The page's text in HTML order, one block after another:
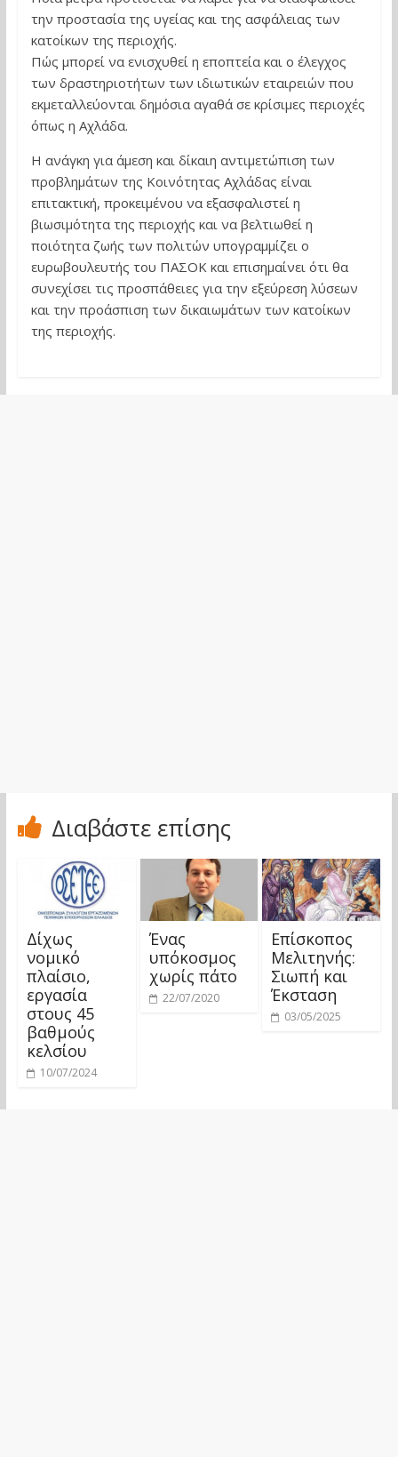
την προστασία της υγείας και της ασφάλειας των
κατοίκων της περιοχής.
Πώς μπορεί να ενισχυθεί η εποπτεία και ο έλεγχος
των δραστηριοτήτων των ιδιωτικών εταιρειών που
εκμεταλλεύονται δημόσια αγαθά σε κρίσιμες περιοχές
όπως η Αχλάδα.
Η ανάγκη για άμεση και δίκαιη αντιμετώπιση των
προβλημάτων της Κοινότητας Αχλάδας είναι
επιτακτική, προκειμένου να εξασφαλιστεί η
βιωσιμότητα της περιοχής και να βελτιωθεί η
ποιότητα ζωής των πολιτών υπογραμμίζει ο
ευρωβουλευτής του ΠΑΣΟΚ και επισημαίνει ότι θα
συνεχίσει τις προσπάθειες για την εξεύρεση λύσεων
και την προάσπιση των δικαιωμάτων των κατοίκων
της περιοχής.
Διαβάστε επίσης
Δίχως
νομικό
πλαίσιο,
εργασία
στους 45
βαθμούς
κελσίου
10/07/2024
Ένας
υπόκοσμος
χωρίς πάτο
22/07/2020
Επίσκοπος
Μελιτηνής:
Σιωπή και
Έκσταση
03/05/2025